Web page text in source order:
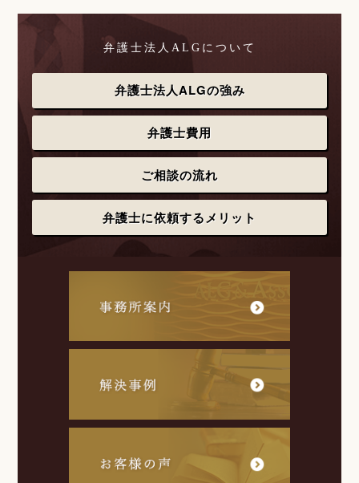
弁護士法人ALGについて
弁護士法人ALGの強み
弁護士費用
ご相談の流れ
弁護士に依頼するメリット